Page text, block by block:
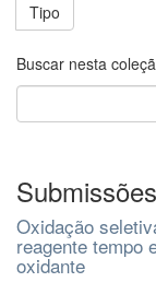
Tipo
Buscar nesta
Oxidação
reagente tempo
oxidante